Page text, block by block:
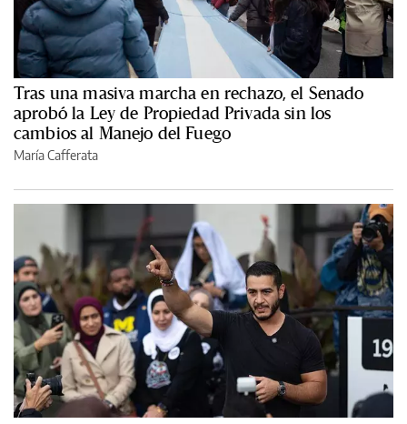
Tras una masiva marcha en rechazo, el Senado
aprobó la Ley de Propiedad Privada sin los
cambios al Manejo del Fuego
María Cafferata